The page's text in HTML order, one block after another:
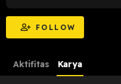
FOLLOW
Aktifitas Karya